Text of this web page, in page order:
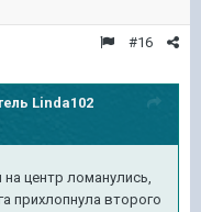
#16
Linda102
на центр ломанулись,
прихлопнула второго